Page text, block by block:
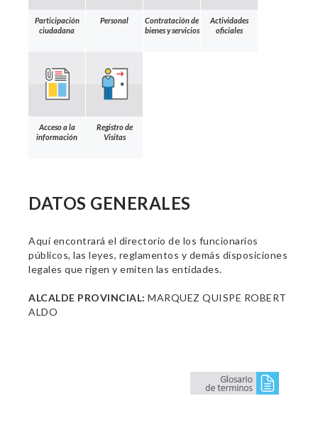
Participación
ciudadana
Personal
Contratación de
bienes y servicios
Actividades
oficiales
Acceso a la
información
Registro de
Visitas
DATOS GENERALES
Aquí encontrará el directorio de los funcionarios
públicos, las leyes, reglamentos y demás disposiciones
legales que rigen y emiten las entidades.
ALCALDE PROVINCIAL: MARQUEZ QUISPE ROBERT
ALDO